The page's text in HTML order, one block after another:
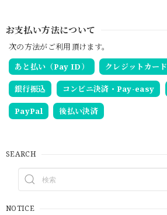
お支払い方法について
次の方法がご利用頂けます。
あと払い（Pay ID）
クレジットカード
銀行振込 コンビニ決済・Pay-easy
PayPal 後払い決済
SEARCH
NOTICE